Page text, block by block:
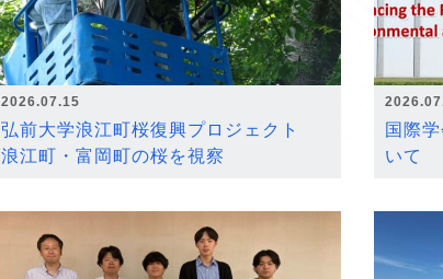
2026.07.15
弘前大学浪江町桜復興プロジェクト
浪江町・富岡町の桜を視察
国際
いて